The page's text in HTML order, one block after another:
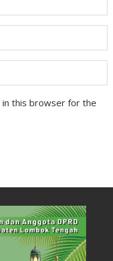
in this browser for the